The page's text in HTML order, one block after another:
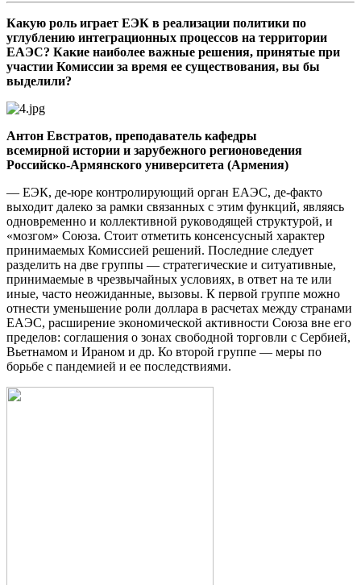
Какую роль играет ЕЭК в реализации политики по
углублению интеграционных процессов на территории
ЕАЭС? Какие наиболее важные решения, принятые при
участии Комиссии за время ее существования, вы бы
выделили?
Антон Евстратов, преподаватель кафедры
всемирной истории и зарубежного регионоведения
Российско-Армянского университета (Армения)
— ЕЭК, де-юре контролирующий орган ЕАЭС, де-факто
выходит далеко за рамки связанных с этим функций, являясь
одновременно и коллективной руководящей структурой, и
«мозгом» Союза. Стоит отметить консенсусный характер
принимаемых Комиссией решений. Последние следует
разделить на две группы — стратегические и ситуативные,
принимаемые в чрезвычайных условиях, в ответ на те или
иные, часто неожиданные, вызовы. К первой группе можно
отнести уменьшение роли доллара в расчетах между странами
ЕАЭС, расширение экономической активности Союза вне его
пределов: соглашения о зонах свободной торговли с Сербией,
Вьетнамом и Ираном и др. Ко второй группе — меры по
борьбе с пандемией и ее последствиями.